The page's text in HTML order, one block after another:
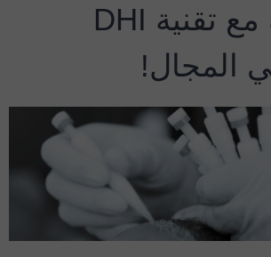
واحترافية مع تقنية DHI
المجال!